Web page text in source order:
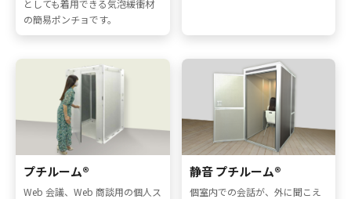
メニューを閉じる
としても着用できる気泡緩衝材
の簡易ポンチョです。
プチルーム®
Web 会議、Web 商談用の個人ス
静音 プチルーム®
個室内での会話が、外に聞こえ